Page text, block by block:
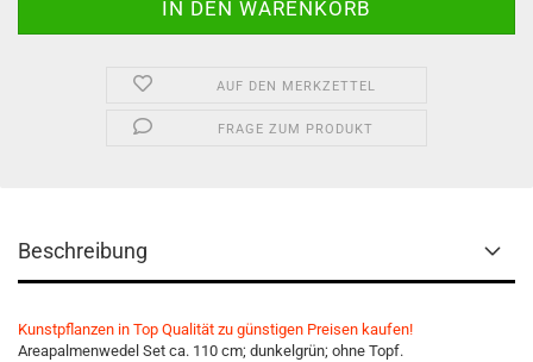
AUF DEN MERKZETTEL
FRAGE ZUM PRODUKT
Beschreibung
Kunstpflanzen in Top Qualität zu günstigen Preisen kaufen!
Areapalmenwedel Set ca. 110 cm; dunkelgrün; ohne Topf.